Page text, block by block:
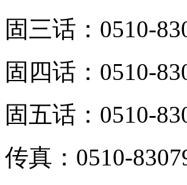
固三话：0510-
固四话：0510-
固五话：0510-
传真：0510-